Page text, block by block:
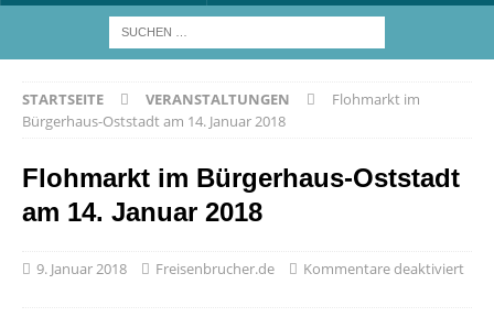
STARTSEITE VERANSTALTUNGEN
Flohmarkt im
Bürgerhaus-Oststadt am 14. Januar 2018
Flohmarkt im Bürgerhaus-Oststadt
am 14. Januar 2018
9. Januar 2018 Freisenbrucher.de Kommentare deaktiviert